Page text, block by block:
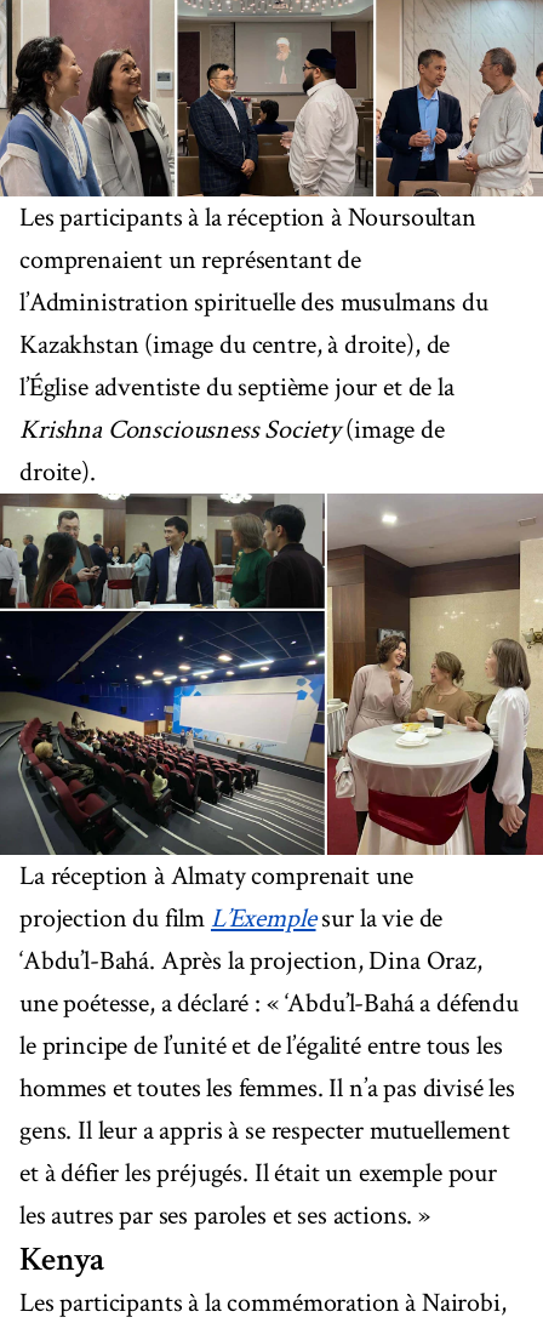
Les participants à la réception à Noursoultan
comprenaient un représentant de
l’Administration spirituelle des musulmans du
Kazakhstan (image du centre, à droite), de
l’Église adventiste du septième jour et de la
Krishna Consciousness Society(image de
droite).
La réception à Almaty comprenait une
projection du film L’Exemplesur la vie de
‘Abdu’l-Bahá. Après la projection, Dina Oraz,
une poétesse, a déclaré : « ‘Abdu’l-Bahá a défendu
le principe de l’unité et de l’égalité entre tous les
hommes et toutes les femmes. Il n’a pas divisé les
gens. Il leur a appris à se respecter mutuellement
et à défier les préjugés. Il était un exemple pour
les autres par ses paroles et ses actions. »
Kenya
Les participants à la commémoration à Nairobi,